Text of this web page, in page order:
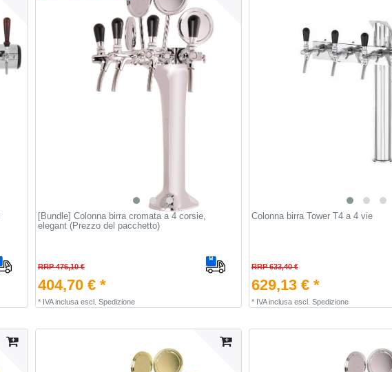
[Bundle] Colonna birra cromata a 4 corsie,
elegant (Prezzo del pacchetto)
RRP 476,10 €
404,70 € *
* IVA inclusaescl. Spedizione
Colonna birra Tower T4 a 4 vie
RRP 633,40 €
629,13 € *
* IVA inclusaescl. Spedizione